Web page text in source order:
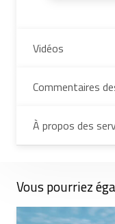
Vidéos
Commentaires
À propos des
Vous pourriez